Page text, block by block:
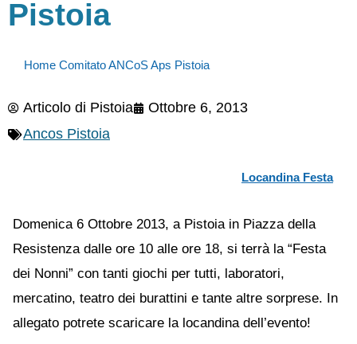
Pistoia
Home Comitato ANCoS Aps Pistoia
Articolo di Pistoia
Ottobre 6, 2013
Ancos Pistoia
Locandina Festa
Domenica 6 Ottobre 2013, a Pistoia in Piazza della
Resistenza dalle ore 10 alle ore 18, si terrà la “Festa
dei Nonni” con tanti giochi per tutti, laboratori,
mercatino, teatro dei burattini e tante altre sorprese. In
allegato potrete scaricare la locandina dell’evento!